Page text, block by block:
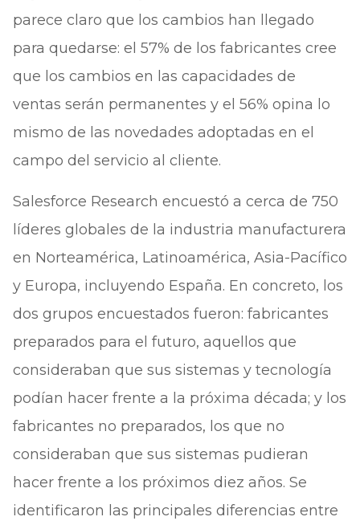
parece claro que los cambios han llegado
para quedarse: el 57% de los fabricantes cree
que los cambios en las capacidades de
ventas serán permanentes y el 56% opina lo
mismo de las novedades adoptadas en el
campo del servicio al cliente.
Salesforce Research encuestó a cerca de 750
líderes globales de la industria manufacturera
en Norteamérica, Latinoamérica, Asia-Pacífico
y Europa, incluyendo España. En concreto, los
dos grupos encuestados fueron: fabricantes
preparados para el futuro, aquellos que
consideraban que sus sistemas y tecnología
podían hacer frente a la próxima década; y los
fabricantes no preparados, los que no
consideraban que sus sistemas pudieran
hacer frente a los próximos diez años. Se
identificaron las principales diferencias entre